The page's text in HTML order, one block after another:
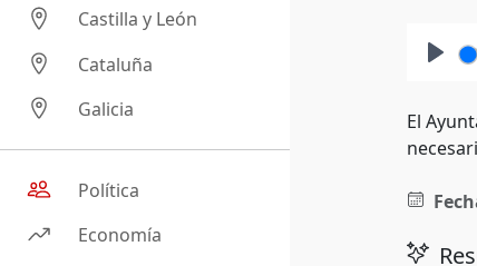
Castilla y León
Cataluña
Galicia
Política
Economía
El